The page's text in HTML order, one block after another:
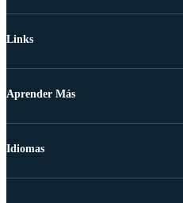
Links
Aprender Más
Idiomas